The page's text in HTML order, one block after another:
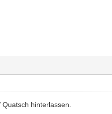
hinterlassen.